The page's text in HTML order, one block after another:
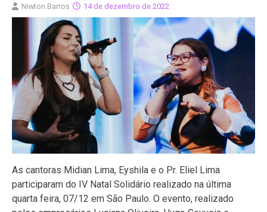
Niwton Barros 14 de dezembro de 2022
As cantoras Midian Lima, Eyshila e o Pr. Eliel Lima
participaram do IV Natal Solidário realizado na última
quarta feira, 07/12 em São Paulo. O evento, realizado